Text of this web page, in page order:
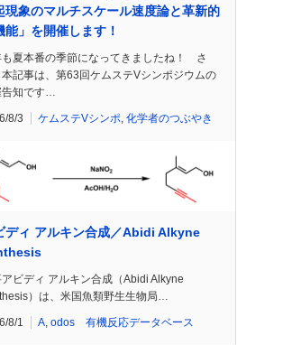
現象のマルチスケール速度論と革新的
能」を開催します！
も夏本番の季節になってきましたね！ さ
記事は、第63回ケムステVシンポジウムの
告知です…
8/3 ケムステVシンポ, 化学者のつぶやき
ディ アルキン合成／Abidi Alkyne
ビディ アルキン合成（Abidi Alkyne
）は、米国魚類野生生物局…
8/1 A, odos 有機反応データベース